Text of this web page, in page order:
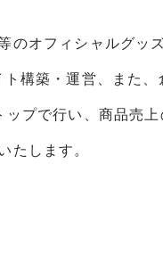
のオフィシャルグッ
構築・運営、また、
ップで行い、商品売上
たします。